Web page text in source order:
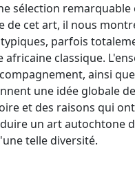
sélection remarquable
de cet art, il nous
parfois
classique.
ainsi
une idée globale
et des raisons qui
un art autochtone
telle diversité.